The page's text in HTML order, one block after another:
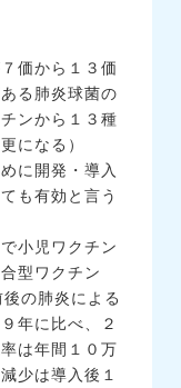
価から１３価
る肺炎球菌の
ンから１３種
になる）
に開発・導入
も有効と言う
小児ワクチン
型ワクチン
後の肺炎による
年に比べ、２
は年間１０万
少は導入後１